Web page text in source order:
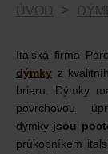
ÚVOD
Italská firma
dýmky z
brieru. Dýmky
povrchovou
dýmky jsou
průkopníkem